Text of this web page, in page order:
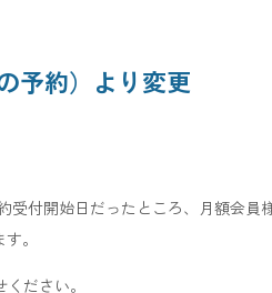
予約）より変更
受付開始日だったところ、月額会員
。
ださい。